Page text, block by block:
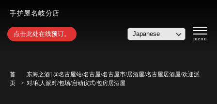
手护屋名岐分店
点击此处在线预订。
首
页
东海之酒] @名古屋站/名古屋/名古屋市/居酒屋/名古屋居酒屋/欢迎派
对/私人派对/包场/启动仪式/包房居酒屋